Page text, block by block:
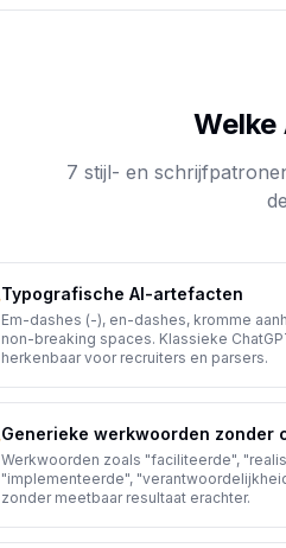
7 stijl- en
Typografische AI-artefacten
Em-dashes (-), en-dashes, kromme
non-breaking spaces. Klassieke
herkenbaar voor recruiters en parsers.
Generieke werkwoorden zonder
Werkwoorden zoals "faciliteerde",
"implementeerde",
zonder meetbaar resultaat erachter.